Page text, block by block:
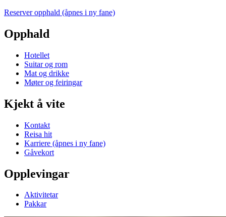
Reserver opphald (åpnes i ny fane)
Opphald
Hotellet
Suitar og rom
Mat og drikke
Møter og feiringar
Kjekt å vite
Kontakt
Reisa hit
Karriere (åpnes i ny fane)
Gåvekort
Opplevingar
Aktivitetar
Pakkar